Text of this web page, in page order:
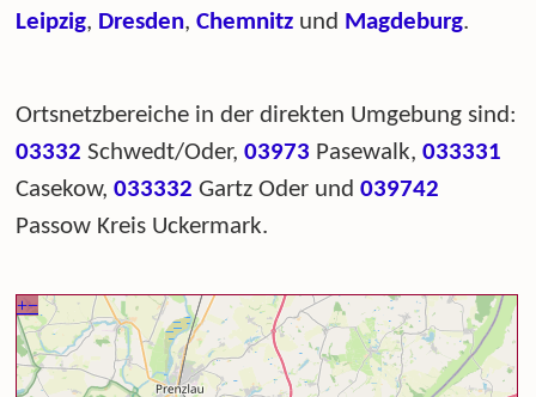
Leipzig, Dresden,Chemnitz und Magdeburg.
Ortsnetzbereiche in der direkten Umgebung sind:
03332 Schwedt/Oder,03973 Pasewalk,033331
Casekow,033332 Gartz Oder und039742
Passow Kreis Uckermark.